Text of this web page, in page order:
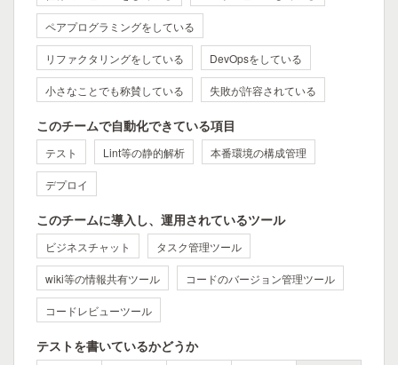
ペアプログラミングをしている
リファクタリングをしている DevOpsをしている
小さなことでも称賛している 失敗が許容されている
このチームで自動化できている項目
テスト Lint等の静的解析 本番環境の構成管理
デプロイ
このチームに導入し、運用されているツール
ビジネスチャット タスク管理ツール
wiki等の情報共有ツール コードのバージョン管理ツール
コードレビューツール
テストを書いているかどうか